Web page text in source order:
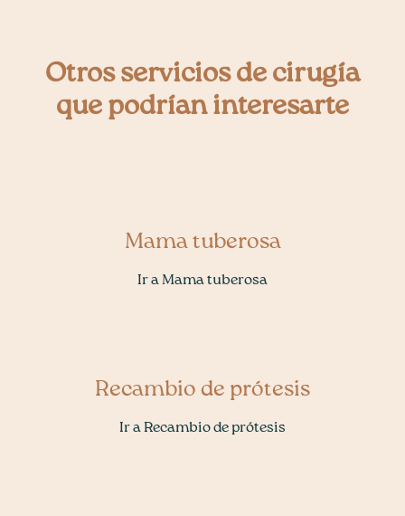
Otros servicios de cirugía
que podrían interesarte
Mama tuberosa
Ir a Mama tuberosa
Recambio de prótesis
Ir a Recambio de prótesis